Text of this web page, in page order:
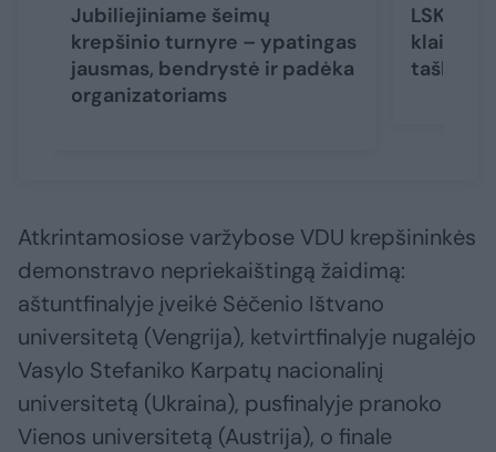
Jubiliejiniame šeimų
krepšinio turnyre – ypatingas
jausmas, bendrystė ir padėka
organizatoriams
LSKL
taškų
Atkrintamosiose varžybose VDU krepšininkės
demonstravo nepriekaištingą žaidimą:
aštuntfinalyje įveikė Sėčenio Ištvano
universitetą (Vengrija), ketvirtfinalyje nugalėjo
Vasylo Stefaniko Karpatų nacionalinį
universitetą (Ukraina), pusfinalyje pranoko
Vienos universitetą (Austrija), o finale